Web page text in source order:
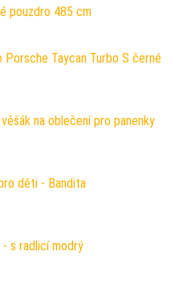
pouzdro 485 cm
Taycan Turbo S černé
na oblečení pro panenky
děti - Bandita
s radlicí modrý